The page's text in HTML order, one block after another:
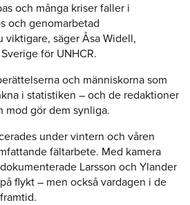
och många kriser faller i
och genomarbetad
viktigare, säger Åsa Widell,
för UNHCR.
och människorna som
i statistiken – och de redaktioner
mod gör dem synliga.
under vintern och våren
fältarbete. Med kamera
Larsson och Ylander
flykt – men också vardagen i de